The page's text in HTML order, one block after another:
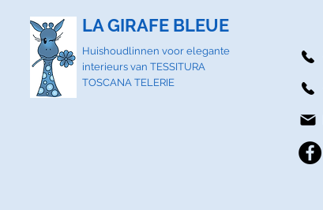
LA GIRAFE BLEUE
Huishoudlinnen voor elegante
interieurs van TESSITURA
TOSCANA TELERIE